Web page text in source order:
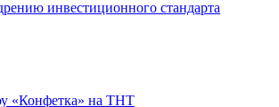
инвестиционного стандарта
«Конфетка» на ТНТ